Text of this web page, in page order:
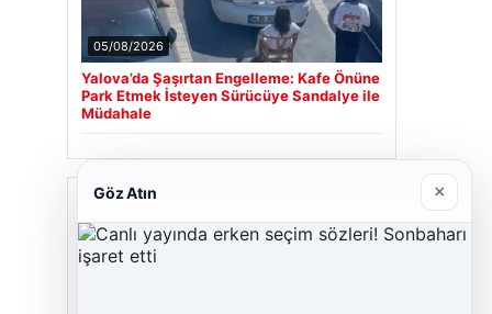
05/08/2026
Yalova’da Şaşırtan Engelleme: Kafe Önüne
Park Etmek İsteyen Sürücüye Sandalye ile
Müdahale
Son Eklenen Firmalar
Cengiz Sigorta
Göz Atın ×